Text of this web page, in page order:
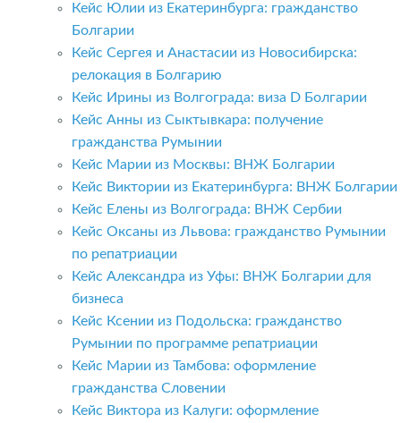
Кейс Юлии из Екатеринбурга: гражданство
Болгарии
Кейс Сергея и Анастасии из Новосибирска:
релокация в Болгарию
Кейс Ирины из Волгограда: виза D Болгарии
Кейс Анны из Сыктывкара: получение
гражданства Румынии
Кейс Марии из Москвы: ВНЖ Болгарии
Кейс Виктории из Екатеринбурга: ВНЖ Болгарии
Кейс Елены из Волгограда: ВНЖ Сербии
Кейс Оксаны из Львова: гражданство Румынии
по репатриации
Кейс Александра из Уфы: ВНЖ Болгарии для
бизнеса
Кейс Ксении из Подольска: гражданство
Румынии по программе репатриации
Кейс Марии из Тамбова: оформление
гражданства Словении
Кейс Виктора из Калуги: оформление